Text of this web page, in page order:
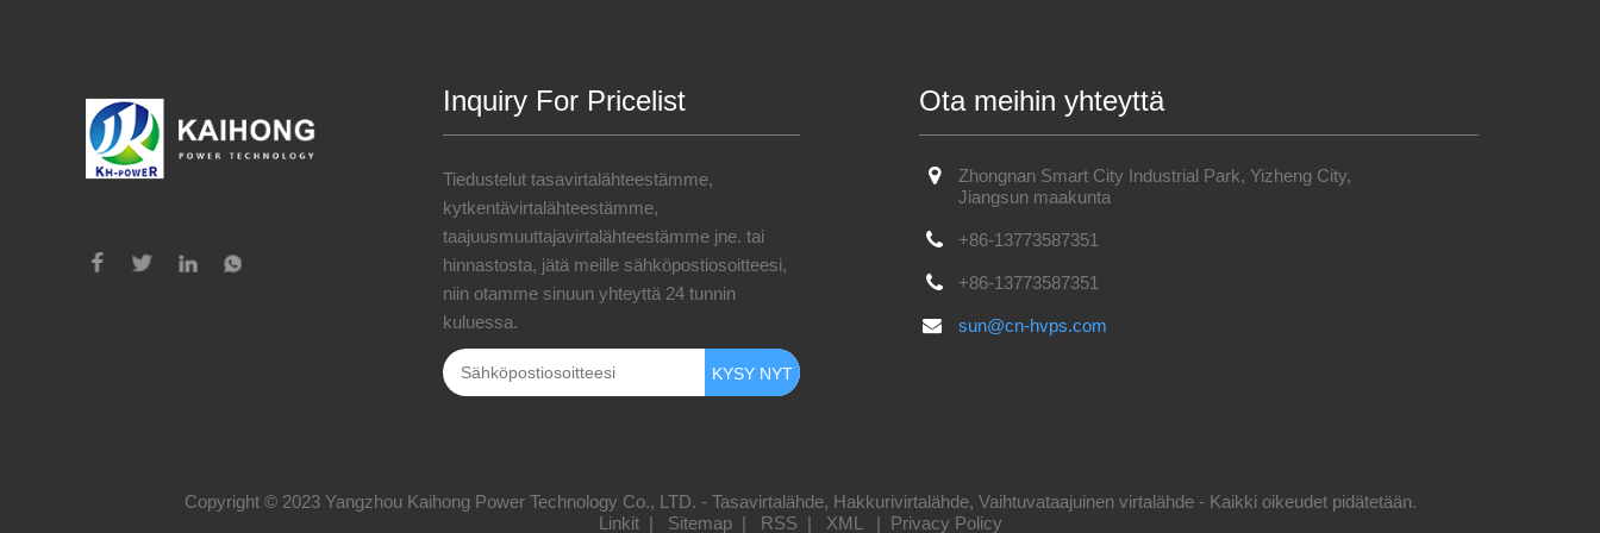
Inquiry For Pricelist
Tiedustelut tasavirtalähteestämme,
kytkentävirtalähteestämme,
taajuusmuuttajavirtalähteestämme jne. tai
hinnastosta, jätä meille sähköpostiosoitteesi,
niin otamme sinuun yhteyttä 24 tunnin
kuluessa.
Ota meihin yhteyttä
Zhongnan Smart City Industrial Park, Yizheng City,
Jiangsun maakunta
+86-13773587351
+86-13773587351
sun@cn-hvps.com
Copyright © 2023 Yangzhou Kaihong Power Technology Co., LTD. - Tasavirtalähde, Hakkurivirtalähde, Vaihtuvataajuinen virtalähde - Kaikki oikeudet pidätetään.
Linkit| Sitemap| RSS | XML | Privacy Policy